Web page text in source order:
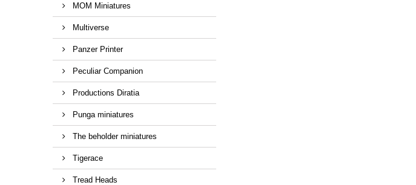
MOM Miniatures
Multiverse
Panzer Printer
Peculiar Companion
Productions Diratia
Punga miniatures
The beholder miniatures
Tigerace
Tread Heads